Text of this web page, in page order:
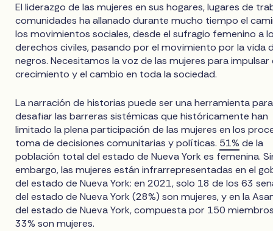
El liderazgo de las mujeres en sus hogares, lugares de
comunidades ha allanado durante mucho tiempo el
los movimientos sociales, desde el sufragio femenino a
derechos civiles, pasando por el movimiento por la vida
negros. Necesitamos la voz de las mujeres para impulsar
crecimiento y el cambio en toda la sociedad.
La narración de historias puede ser una herramienta para
desafiar las barreras sistémicas que históricamente han
limitado la plena participación de las mujeres en los
toma de decisiones comunitarias y políticas. 51% de la
población total del estado de Nueva York es femenina.
embargo, las mujeres están infrarrepresentadas en el
del estado de Nueva York: en 2021, solo 18 de los 63
del estado de Nueva York (28%) son mujeres, y en la
del estado de Nueva York, compuesta por 150
33% son mujeres.